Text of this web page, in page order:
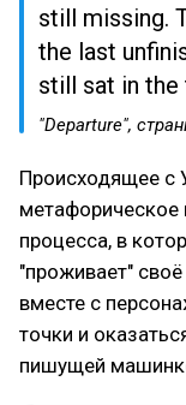
still missing.
the last
still sat in the
"Departure",
Происходящее с
метафорическое
процесса, в
"проживает"
вместе с
точки и
пишущей